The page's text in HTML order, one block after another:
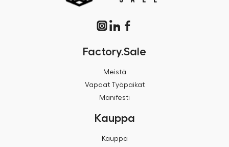
Factory.Sale
Meistä
Vapaat Työpaikat
Manifesti
Kauppa
Kauppa